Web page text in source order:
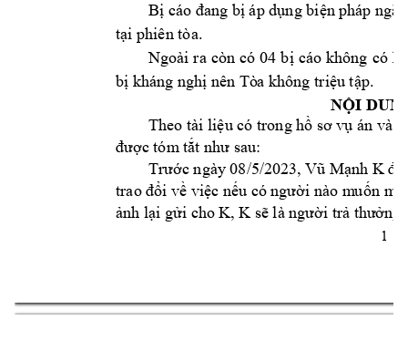
1
Bị cáo đang bị áp dụng biện pháp
tại phiên tòa.
Ngoài ra còn có 04 bị cáo không có
bị kháng nghị nên Tòa không triệu tập.
NỘI
Theo tài liệu có trong hồ sơ vụ án và
được tóm tắt như sau:
Trước ngày 08/5/2023, Vũ Mạnh K
trao đổi về việc nếu có người nào muốn
ảnh lại gửi cho K, K sẽ là người trả thưởng